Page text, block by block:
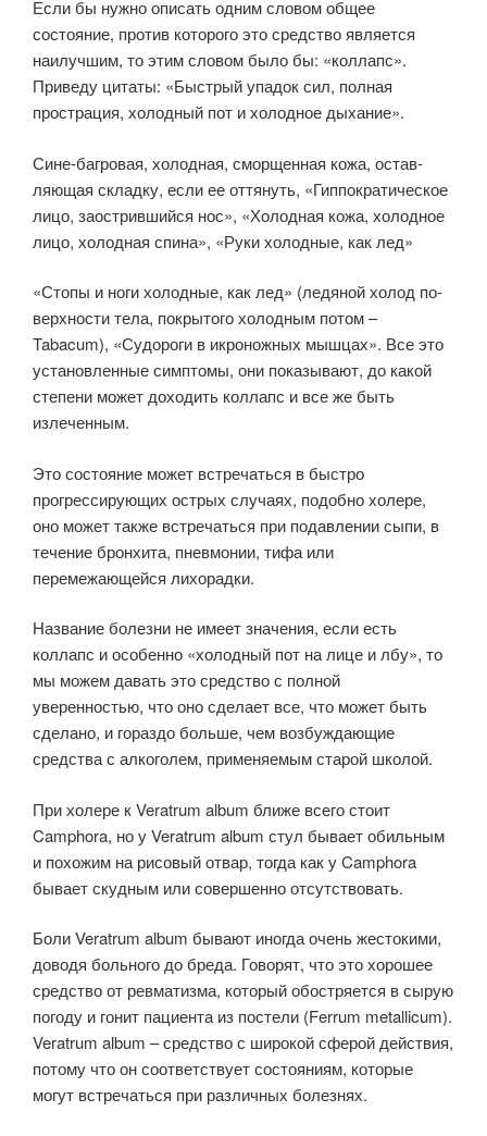
Если бы нужно описать одним словом общее
состояние, против которого это средство является
наилучшим, то этим словом было бы: «коллапс».
Приведу цитаты: «Быстрый упадок сил, полная
прострация, холодный пот и холодное дыхание».
Сине-багровая, холодная, сморщенная кожа, остав­
ляющая складку, если ее оттянуть, «Гиппократическое
лицо, заострив­шийся нос», «Холодная кожа, холодное
лицо, холодная спина», «Руки хо­лодные, как лед»
«Стопы и ноги холодные, как лед» (ледяной холод по­
верхности тела, покрытого холодным потом –
Tabacum), «Судороги в икро­ножных мышцах». Все это
установленные симптомы, они показывают, до какой
степени может доходить коллапс и все же быть
излеченным.
Это сос­тояние может встречаться в быстро
прогрессирующих острых случаях, по­добно холере,
оно может также встречаться при подавлении сыпи, в
течение бронхита, пневмонии, тифа или
перемежающейся лихорадки.
Название болезни не имеет значения, если есть
коллапс и особенно «холодный пот на лице и лбу», то
мы можем давать это средство с полной
уверенностью, что оно сделает все, что может быть
сделано, и гораздо больше, чем возбуждаю­щие
средства с алкоголем, применяемым старой школой.
При холере к Veratrum album ближе всего стоит
Camphora, но у Veratrum album стул бывает обильным
и похожим на рисовый отвар, тогда как у Camphora
бывает скудным или совершенно отсутствовать.
Боли Veratrum album бывают иногда очень жестокими,
доводя больного до бреда. Говорят, что это хорошее
средство от ревматизма, который обостряется в сырую
погоду и гонит пациента из постели (Ferrum metallicum).
Veratrum album – средство с широкой сферой действия,
потому что он соответствует состояниям, которые
могут встречаться при различных болезнях.